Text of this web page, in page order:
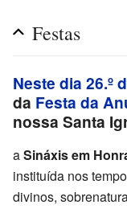
Festas
Neste dia 26.º
da Festa da
nossa Santa
aSináxis em
instituída nos
divinos,